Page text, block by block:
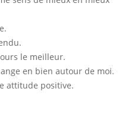
le meilleur.
en bien autour de moi.
attitude positive.